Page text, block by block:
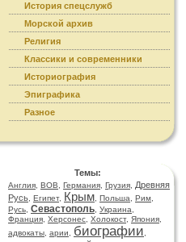
История спецслужб
Морской архив
Религия
Классики и современники
Историография
Эпиграфика
Разное
Темы:
Англия ВОВ Германия Грузия
Древняя
Русь Египет, Крым Польша Рим
Русь Севастополь Украина
Франция Херсонес Холокост, Япония
адвокаты арии биографии